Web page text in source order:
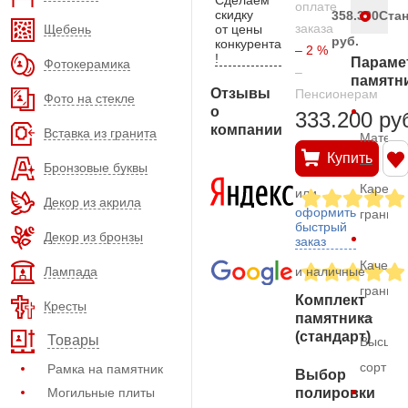
Щебень
Фотокерамика
Фото на стекле
Вставка из гранита
Бронзовые буквы
Декор из акрила
Декор из бронзы
Лампада
Кресты
Товары
Рамка на памятник
Могильные плиты
скидку
от цены
конкурента
!
Отзывы
о
компании
оплате
заказа
– 2 %
–
Пенсионерам
333.200
Купить
или
оформить
быстрый
заказ
и наличные
Комплект
памятника
(стандарт)
Выбор
полировки
358.300
руб.
—
гранит
гранита
—
Высший
сорт